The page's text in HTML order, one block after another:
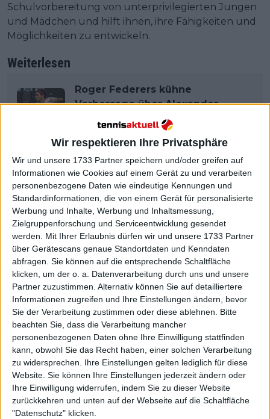
Wir respektieren Ihre Privatsphäre
Wir und unsere 1733 Partner speichern und/oder greifen auf
Informationen wie Cookies auf einem Gerät zu und verarbeiten
personenbezogene Daten wie eindeutige Kennungen und
Standardinformationen, die von einem Gerät für personalisierte
Werbung und Inhalte, Werbung und Inhaltsmessung,
Zielgruppenforschung und Serviceentwicklung gesendet
werden.
Mit Ihrer Erlaubnis dürfen wir und unsere 1733 Partner
über Gerätescans genaue Standortdaten und Kenndaten
abfragen. Sie können auf die entsprechende Schaltfläche
klicken, um der o. a. Datenverarbeitung durch uns und unsere
Partner zuzustimmen. Alternativ können Sie auf detailliertere
Informationen zugreifen und Ihre Einstellungen ändern, bevor
Sie der Verarbeitung zustimmen oder diese ablehnen.
Bitte
beachten Sie, dass die Verarbeitung mancher
personenbezogenen Daten ohne Ihre Einwilligung stattfinden
kann, obwohl Sie das Recht haben, einer solchen Verarbeitung
zu widersprechen. Ihre Einstellungen gelten lediglich für diese
Website. Sie können Ihre Einstellungen jederzeit ändern oder
Ihre Einwilligung widerrufen, indem Sie zu dieser Website
zurückkehren und unten auf der Webseite auf die Schaltfläche
"Datenschutz" klicken.
Schulvorbereitung von unterprivilegierten Jungen
und Mädchen und hilft ihnen, ihre Fähigkeiten und
Möglichkeiten zu entwickeln.
Weiterlesen
Roger Federers kühne
Vorhersage über Alexander
Zverev - sieben Jahre später
Weniger bekannt ist, dass Federer eine persönliche
Verbindung zu Südafrika hat - seine Mutter, Lynette
Federer (geborene Durand), wurde in dem Land
geboren. Diese familiäre Bindung macht Südafrika
für den 20-fachenGrand Slam-Sieger und
ehemaligen Weltranglistenersten zu einem
besonderen Ort.
Bei seinem Besuch wurde Federer von Springboks-
Kapitän Siya Kolisi begleitet, mit dem ihn seit der
öffentlichen Unterstützung des südafrikanischen
Rugby-Teams während der Rugby-
Weltmeisterschaft 2019 in Japan eine enge
Freundschaft verbindet. Ihre Bindung ist im Laufe
der Jahre gewachsen, und man hat sie häufig
zusammen bei verschiedenen
Wohltätigkeitsveranstaltungen gesehen. Über Kolisis
Engagement sagte Federer: "Siya bei uns zu haben,
ist wunderbar; er hat so viele Geschichten zu